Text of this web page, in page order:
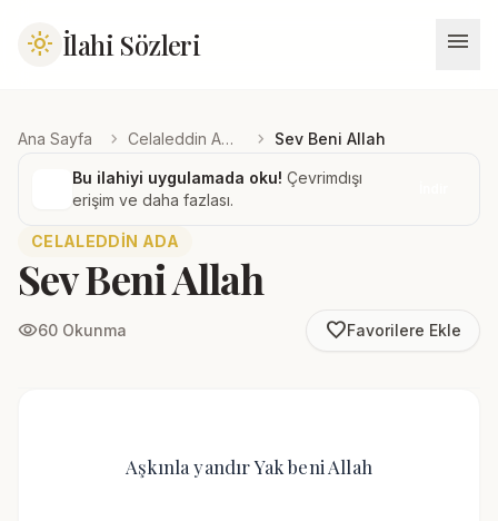
light_mode İlahi Sözleri menu
Ana Sayfa chevron_right Celaleddin Ada chevron_right Sev Beni Allah
Bu ilahiyi uygulamada oku! Çevrimdışı
erişim ve daha fazlası.
CELALEDDIN ADA
Sev Beni Allah
visibility60 Okunma favorite_borderFavorilere Ekle
Aşkınla yandır Yak beni Allah